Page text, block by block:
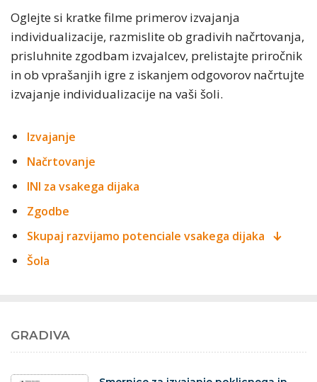
Oglejte si kratke filme primerov izvajanja
individualizacije, razmislite ob gradivih načrtovanja,
prisluhnite zgodbam izvajalcev, prelistajte priročnik
in ob vprašanjih igre z iskanjem odgovorov načrtujte
izvajanje individualizacije na vaši šoli.
Izvajanje
Načrtovanje
INI za vsakega dijaka
Zgodbe
Skupaj razvijamo potenciale vsakega dijaka
Šola
GRADIVA